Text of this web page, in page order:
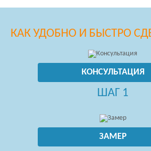
КАК УДОБНО И БЫСТРО
КОНСУЛЬТАЦИЯ
ШАГ 1
ЗАМЕР